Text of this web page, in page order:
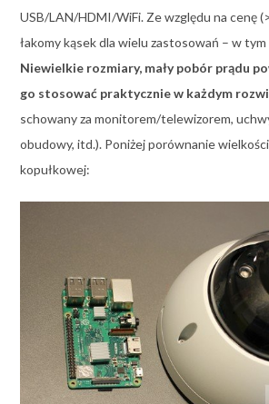
USB/LAN/HDMI/WiFi. Ze względu na cenę
łakomy kąsek dla wielu zastosowań – w
Niewielkie rozmiary, mały pobór prądu
go stosować praktycznie w każdym
schowany za monitorem/telewizorem,
obudowy, itd.). Poniżej porównanie
kopułkowej: